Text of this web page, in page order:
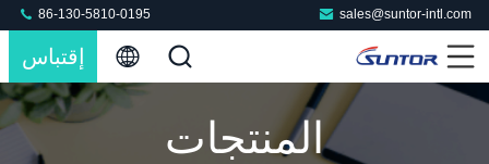
sales@suntor-intl.com
86-130-5810-0195
إقتباس
المنتجات